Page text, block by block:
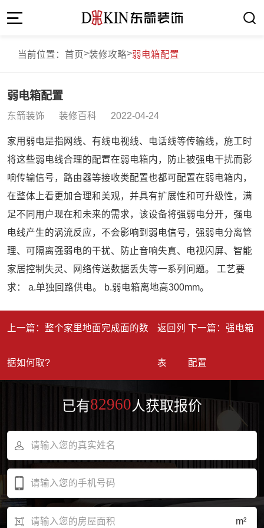
当前位置： 首页>装修攻略>弱电箱配置
弱电箱配置
东箭装饰 装修百科 2022-04-24
家用弱电是指网线、有线电视线、电话线等传输线，施工时
将这些弱电线合理的配置在弱电箱内，防止被强电干扰而影
响传输信号，路由器等接收类配置也都可配置在弱电箱内，
在整体上看更加合理和美观，并具有扩展性和可升级性，满
足不同用户现在和未来的需求，该设备将强弱电分开，强电
电线产生的涡流反应，不会影响到弱电信号，强弱电分离管
理、可隔离强弱电的干扰、防止音响失真、电视闪屏、智能
家居控制失灵、网络传送数据丢失等一系列问题。 工艺要
求： a.单独回路供电。 b.弱电箱离地高300mm。
上一篇：整个家里地面完成面的数
据如何取?
返回列
表
下一篇：强电箱
配置
已有82960人获取报价
m²